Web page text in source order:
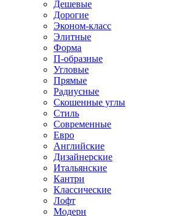
Дешевые
Дорогие
Эконом-класс
Элитные
Форма
П-образные
Угловые
Прямые
Радиусные
Скошенные углы
Стиль
Современные
Евро
Английские
Дизайнерские
Итальянские
Кантри
Классические
Лофт
Модерн